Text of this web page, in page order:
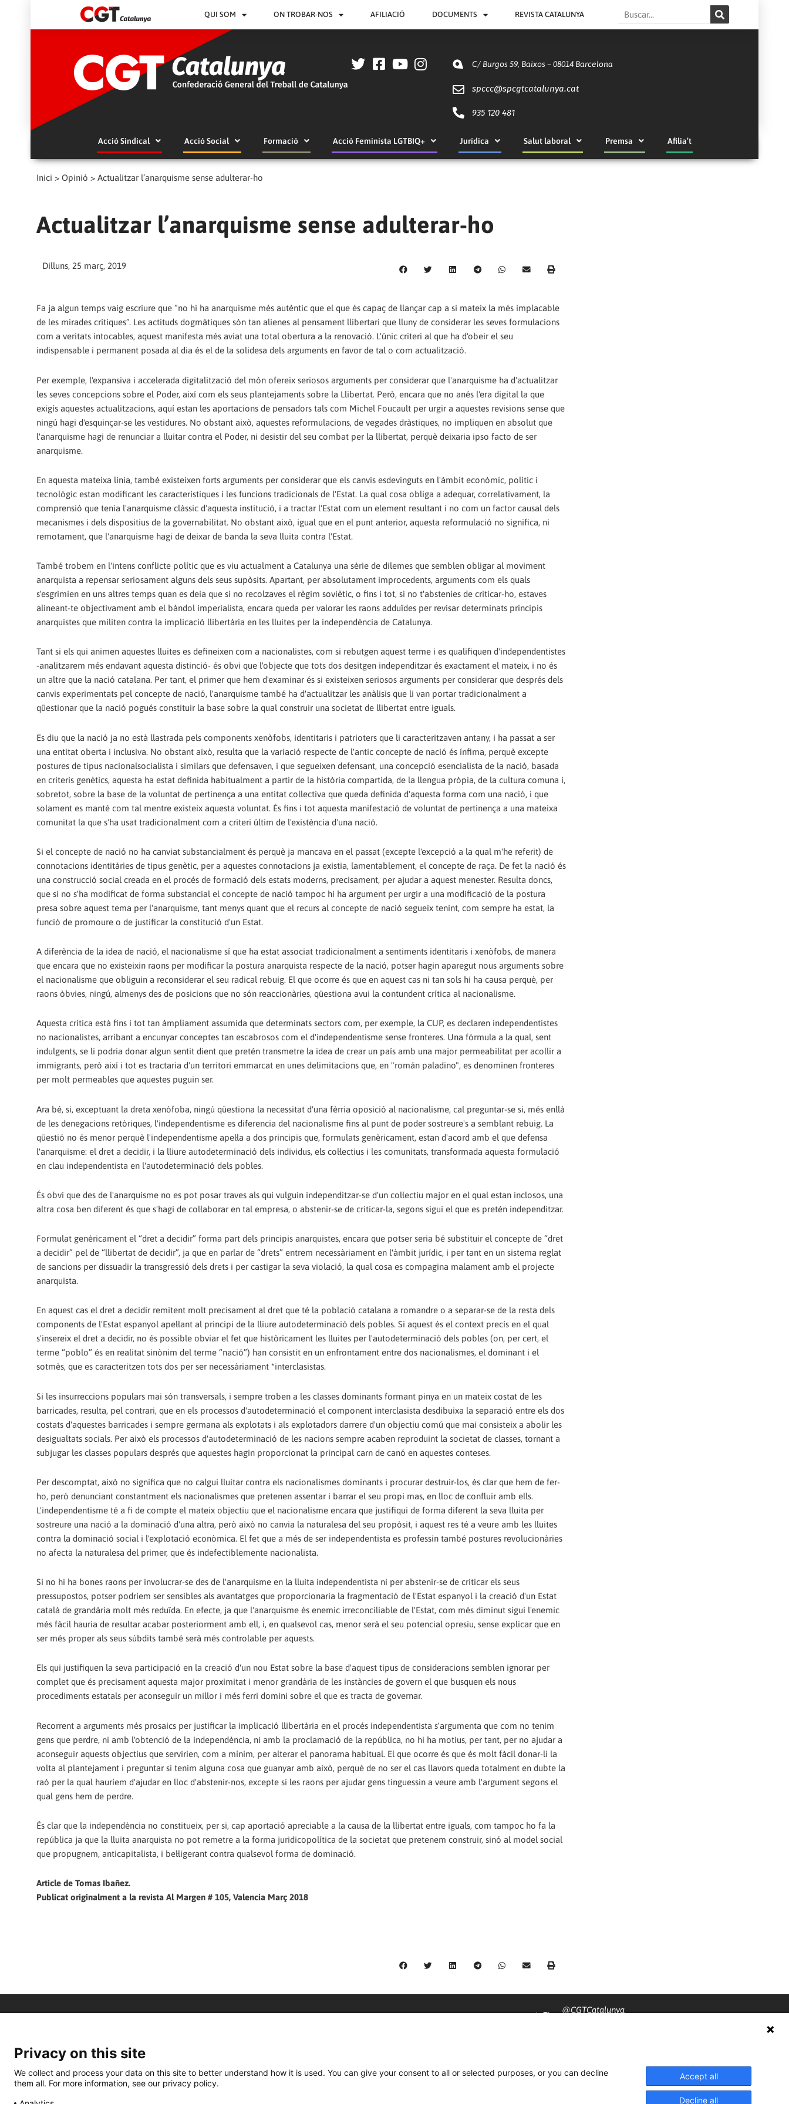
QUI SOM ON TROBAR-NOS AFILIACIÓ DOCUMENTS REVISTA CATALUNYA Search
C/ Burgos 59, Baixos – 08014 Barcelona
spccc@spcgtcatalunya.cat
935 120 481
Acció Sindical Acció Social Formació Acció Feminista LGTBIQ+ Jurídica Salut laboral Premsa Afilia’t
Inici > Opinió > Actualitzar l’anarquisme sense adulterar-ho
Actualitzar l’anarquisme sense adulterar-ho
Dilluns, 25 març, 2019
Fa ja algun temps vaig escriure que “no hi ha anarquisme més autèntic que el que és capaç de llançar cap a si mateix la més implacable
de les mirades crítiques”. Les actituds dogmàtiques són tan alienes al pensament llibertari que lluny de considerar les seves formulacions
com a veritats intocables, aquest manifesta més aviat una total obertura a la renovació. L'únic criteri al que ha d'obeir el seu
indispensable i permanent posada al dia és el de la solidesa dels arguments en favor de tal o com actualització.
Per exemple, l'expansiva i accelerada digitalització del món ofereix seriosos arguments per considerar que l'anarquisme ha d'actualitzar
les seves concepcions sobre el Poder, així com els seus plantejaments sobre la Llibertat. Però, encara que no anés l'era digital la que
exigís aquestes actualitzacions, aquí estan les aportacions de pensadors tals com Michel Foucault per urgir a aquestes revisions sense que
ningú hagi d'esquinçar-se les vestidures. No obstant això, aquestes reformulacions, de vegades dràstiques, no impliquen en absolut que
l'anarquisme hagi de renunciar a lluitar contra el Poder, ni desistir del seu combat per la llibertat, perquè deixaria ipso facto de ser
anarquisme.
En aquesta mateixa línia, també existeixen forts arguments per considerar que els canvis esdevinguts en l'àmbit econòmic, polític i
tecnològic estan modificant les característiques i les funcions tradicionals de l'Estat. La qual cosa obliga a adequar, correlativament, la
comprensió que tenia l'anarquisme clàssic d'aquesta institució, i a tractar l'Estat com un element resultant i no com un factor causal dels
mecanismes i dels dispositius de la governabilitat. No obstant això, igual que en el punt anterior, aquesta reformulació no significa, ni
remotament, que l'anarquisme hagi de deixar de banda la seva lluita contra l'Estat.
També trobem en l'intens conflicte polític que es viu actualment a Catalunya una sèrie de dilemes que semblen obligar al moviment
anarquista a repensar seriosament alguns dels seus supòsits. Apartant, per absolutament improcedents, arguments com els quals
s'esgrimien en uns altres temps quan es deia que si no recolzaves el règim soviètic, o fins i tot, si no t'abstenies de criticar-ho, estaves
alineant-te objectivament amb el bàndol imperialista, encara queda per valorar les raons adduïdes per revisar determinats principis
anarquistes que militen contra la implicació llibertària en les lluites per la independència de Catalunya.
Tant si els qui animen aquestes lluites es defineixen com a nacionalistes, com si rebutgen aquest terme i es qualifiquen d'independentistes
-analitzarem més endavant aquesta distinció- és obvi que l'objecte que tots dos desitgen independitzar és exactament el mateix, i no és
un altre que la nació catalana. Per tant, el primer que hem d'examinar és si existeixen seriosos arguments per considerar que després dels
canvis experimentats pel concepte de nació, l'anarquisme també ha d'actualitzar les anàlisis que li van portar tradicionalment a
qüestionar que la nació pogués constituir la base sobre la qual construir una societat de llibertat entre iguals.
Es diu que la nació ja no està llastrada pels components xenòfobs, identitaris i patrioters que li caracteritzaven antany, i ha passat a ser
una entitat oberta i inclusiva. No obstant això, resulta que la variació respecte de l'antic concepte de nació és ínfima, perquè excepte
postures de tipus nacionalsocialista i similars que defensaven, i que segueixen defensant, una concepció esencialista de la nació, basada
en criteris genètics, aquesta ha estat definida habitualment a partir de la història compartida, de la llengua pròpia, de la cultura comuna i,
sobretot, sobre la base de la voluntat de pertinença a una entitat col·lectiva que queda definida d'aquesta forma com una nació, i que
solament es manté com tal mentre existeix aquesta voluntat. És fins i tot aquesta manifestació de voluntat de pertinença a una mateixa
comunitat la que s'ha usat tradicionalment com a criteri últim de l'existència d'una nació.
Si el concepte de nació no ha canviat substancialment és perquè ja mancava en el passat (excepte l'excepció a la qual m'he referit) de
connotacions identitàries de tipus genètic, per a aquestes connotacions ja existia, lamentablement, el concepte de raça. De fet la nació és
una construcció social creada en el procés de formació dels estats moderns, precisament, per ajudar a aquest menester. Resulta doncs,
que si no s'ha modificat de forma substancial el concepte de nació tampoc hi ha argument per urgir a una modificació de la postura
presa sobre aquest tema per l'anarquisme, tant menys quant que el recurs al concepte de nació segueix tenint, com sempre ha estat, la
funció de promoure o de justificar la constitució d'un Estat.
A diferència de la idea de nació, el nacionalisme sí que ha estat associat tradicionalment a sentiments identitaris i xenòfobs, de manera
que encara que no existeixin raons per modificar la postura anarquista respecte de la nació, potser hagin aparegut nous arguments sobre
el nacionalisme que obliguin a reconsiderar el seu radical rebuig. El que ocorre és que en aquest cas ni tan sols hi ha causa perquè, per
raons òbvies, ningú, almenys des de posicions que no són reaccionàries, qüestiona avui la contundent crítica al nacionalisme.
Aquesta crítica està fins i tot tan àmpliament assumida que determinats sectors com, per exemple, la CUP, es declaren independentistes
no nacionalistes, arribant a encunyar conceptes tan escabrosos com el d'independentisme sense fronteres. Una fórmula a la qual, sent
indulgents, se li podria donar algun sentit dient que pretén transmetre la idea de crear un país amb una major permeabilitat per acollir a
immigrants, però així i tot es tractaria d'un territori emmarcat en unes delimitacions que, en "román paladino", es denominen fronteres
per molt permeables que aquestes puguin ser.
Ara bé, si, exceptuant la dreta xenòfoba, ningú qüestiona la necessitat d'una fèrria oposició al nacionalisme, cal preguntar-se si, més enllà
de les denegacions retòriques, l'independentisme es diferencia del nacionalisme fins al punt de poder sostreure's a semblant rebuig. La
qüestió no és menor perquè l'independentisme apel·la a dos principis que, formulats genèricament, estan d'acord amb el que defensa
l'anarquisme: el dret a decidir, i la lliure autodeterminació dels individus, els col·lectius i les comunitats, transformada aquesta formulació
en clau independentista en l'autodeterminació dels pobles.
És obvi que des de l'anarquisme no es pot posar traves als qui vulguin independitzar-se d'un col·lectiu major en el qual estan inclosos, una
altra cosa ben diferent és que s'hagi de col·laborar en tal empresa, o abstenir-se de criticar-la, segons sigui el que es pretén independitzar.
Formulat genèricament el “dret a decidir” forma part dels principis anarquistes, encara que potser seria bé substituir el concepte de “dret
a decidir” pel de “llibertat de decidir”, ja que en parlar de “drets” entrem necessàriament en l'àmbit jurídic, i per tant en un sistema reglat
de sancions per dissuadir la transgressió dels drets i per castigar la seva violació, la qual cosa es compagina malament amb el projecte
anarquista.
En aquest cas el dret a decidir remitent molt precisament al dret que té la població catalana a romandre o a separar-se de la resta dels
components de l'Estat espanyol apel·lant al principi de la lliure autodeterminació dels pobles. Si aquest és el context precís en el qual
s'insereix el dret a decidir, no és possible obviar el fet que històricament les lluites per l'autodeterminació dels pobles (on, per cert, el
terme “poblo” és en realitat sinònim del terme “nació”) han consistit en un enfrontament entre dos nacionalismes, el dominant i el
sotmès, que es caracteritzen tots dos per ser necessàriament *interclasistas.
Si les insurreccions populars mai són transversals, i sempre troben a les classes dominants formant pinya en un mateix costat de les
barricades, resulta, pel contrari, que en els processos d'autodeterminació el component interclasista desdibuixa la separació entre els dos
costats d'aquestes barricades i sempre germana als explotats i als explotadors darrere d'un objectiu comú que mai consisteix a abolir les
desigualtats socials. Per això els processos d'autodeterminació de les nacions sempre acaben reproduint la societat de classes, tornant a
subjugar les classes populars després que aquestes hagin proporcionat la principal carn de canó en aquestes conteses.
Per descomptat, això no significa que no calgui lluitar contra els nacionalismes dominants i procurar destruir-los, és clar que hem de fer-
ho, però denunciant constantment els nacionalismes que pretenen assentar i barrar el seu propi mas, en lloc de confluir amb ells.
L'independentisme té a fi de compte el mateix objectiu que el nacionalisme encara que justifiqui de forma diferent la seva lluita per
sostreure una nació a la dominació d'una altra, però això no canvia la naturalesa del seu propòsit, i aquest res té a veure amb les lluites
contra la dominació social i l'explotació econòmica. El fet que a més de ser independentista es professin també postures revolucionàries
no afecta la naturalesa del primer, que és indefectiblemente nacionalista.
Si no hi ha bones raons per involucrar-se des de l'anarquisme en la lluita independentista ni per abstenir-se de criticar els seus
pressupostos, potser podríem ser sensibles als avantatges que proporcionaria la fragmentació de l'Estat espanyol i la creació d'un Estat
català de grandària molt més reduïda. En efecte, ja que l'anarquisme és enemic irreconciliable de l'Estat, com més diminut sigui l'enemic
més fàcil hauria de resultar acabar posteriorment amb ell, i, en qualsevol cas, menor serà el seu potencial opresiu, sense explicar que en
ser més proper als seus súbdits també serà més controlable per aquests.
Els qui justifiquen la seva participació en la creació d'un nou Estat sobre la base d'aquest tipus de consideracions semblen ignorar per
complet que és precisament aquesta major proximitat i menor grandària de les instàncies de govern el que busquen els nous
procediments estatals per aconseguir un millor i més ferri domini sobre el que es tracta de governar.
Recorrent a arguments més prosaics per justificar la implicació llibertària en el procés independentista s'argumenta que com no tenim
gens que perdre, ni amb l'obtenció de la independència, ni amb la proclamació de la república, no hi ha motius, per tant, per no ajudar a
aconseguir aquests objectius que servirien, com a mínim, per alterar el panorama habitual. El que ocorre és que és molt fàcil donar-li la
volta al plantejament i preguntar si tenim alguna cosa que guanyar amb això, perquè de no ser el cas llavors queda totalment en dubte la
raó per la qual hauríem d'ajudar en lloc d'abstenir-nos, excepte si les raons per ajudar gens tinguessin a veure amb l'argument segons el
qual gens hem de perdre.
És clar que la independència no constitueix, per si, cap aportació apreciable a la causa de la llibertat entre iguals, com tampoc ho fa la
república ja que la lluita anarquista no pot remetre a la forma juridicopolítica de la societat que pretenem construir, sinó al model social
que propugnem, anticapitalista, i bel·ligerant contra qualsevol forma de dominació.
Article de Tomas Ibañez.
Publicat originalment a la revista Al Margen # 105, Valencia Març 2018
@CGTCatalunya
cgtcatalunya
Privacy on this site
We collect and process your data on this site to better understand how it is used. You can give your consent to all or selected purposes, or you can decline
them all. For more information, see our privacy policy.
Accept all
Decline all